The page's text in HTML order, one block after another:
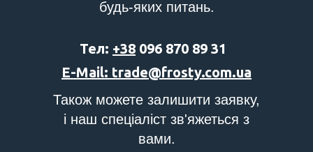
будь-яких питань.
Також можете залишити заявку,
і наш спеціаліст зв'яжеться з
вами.
E-Mail: trade@frosty.com.ua
Тел: +38 096 870 89 31